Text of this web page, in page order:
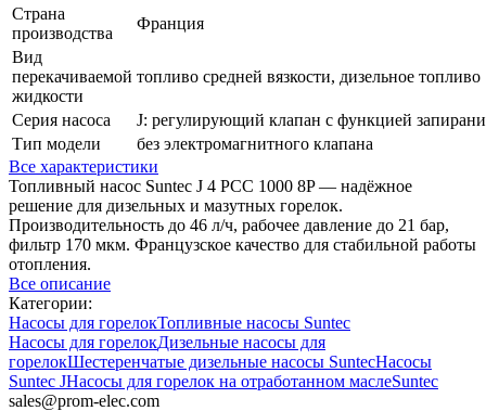
Страна
производства
Франция
Вид
перекачиваемой
жидкости
топливо средней вязкости, дизельное топливо
Серия насоса
J: регулирующий клапан с функцией
Тип модели
без электромагнитного клапана
Все характеристики
Топливный насос Suntec J 4 PCC 1000 8P — надёжное
решение для дизельных и мазутных горелок.
Производительность до 46 л/ч, рабочее давление до 21 бар,
фильтр 170 мкм. Французское качество для стабильной работы
отопления.
Все описание
Категории:
Насосы для горелокТопливные насосы Suntec
Насосы для горелокДизельные насосы для
горелокШестеренчатые дизельные насосы SuntecНасосы
Suntec JНасосы для горелок на отработанном маслеSuntec
sales@prom-elec.com